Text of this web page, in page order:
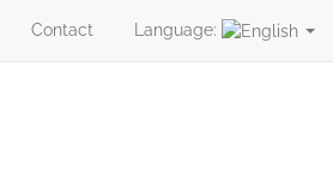
Contact Language:
Contact Language: